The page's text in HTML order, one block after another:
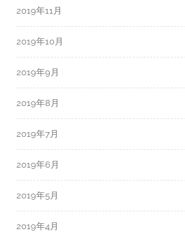
2019年11月
2019年10月
2019年9月
2019年8月
2019年7月
2019年6月
2019年5月
2019年4月